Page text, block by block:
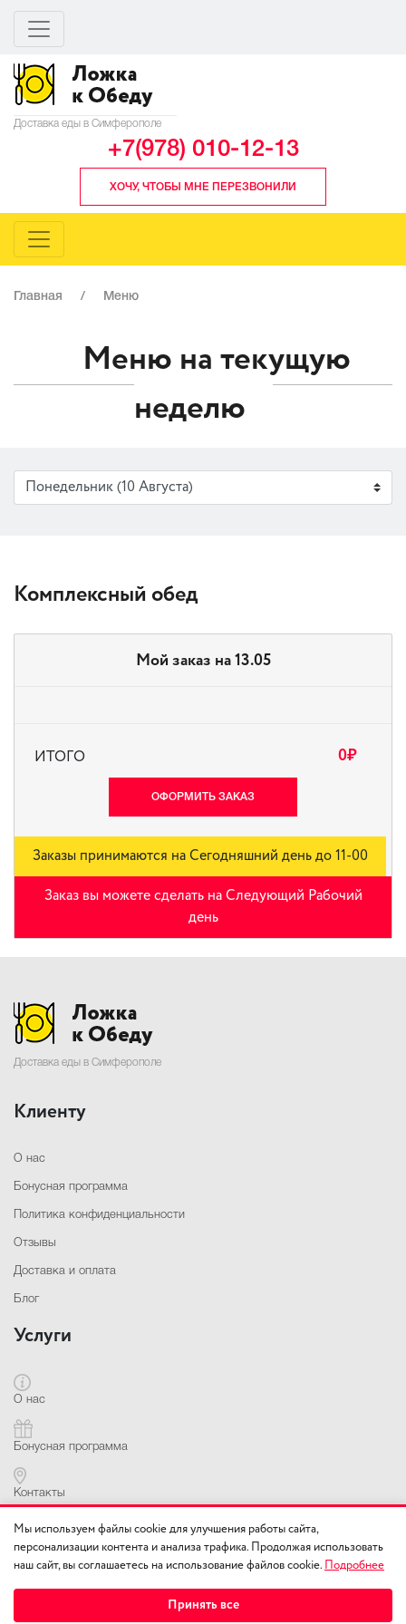
Доставка еды в Симферополе
+7(978) 010-12-13
ХОЧУ, ЧТОБЫ МНЕ ПЕРЕЗВОНИЛИ
Главная / Меню
Меню на текущую
неделю
Комплексный обед
Мой заказ на 13.05
ИТОГО 0₽
ОФОРМИТЬ ЗАКАЗ
Заказы принимаются на Сегодняшний день до 11-00
Заказ вы можете сделать на Следующий Рабочий
день
Доставка еды в Симферополе
Клиенту
О нас
Бонусная программа
Политика конфиденциальности
Отзывы
Доставка и оплата
Блог
Услуги
О нас
Бонусная программа
Контакты
Контактная информация
Мы используем файлы cookie для улучшения работы сайта,
персонализации контента и анализа трафика. Продолжая использовать
наш сайт, вы соглашаетесь на использование файлов cookie.Подробнее
Принять все